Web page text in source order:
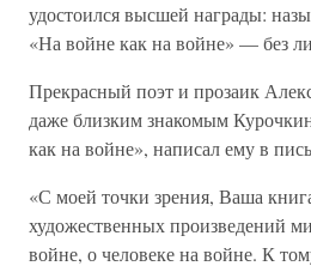
удостоился высшей награды:
«На войне как на войне» — без
Прекрасный поэт и прозаик
даже близким знакомым
как на войне», написал ему в
«С моей точки зрения, Ваша
художественных произведений
войне, о человеке на войне. К